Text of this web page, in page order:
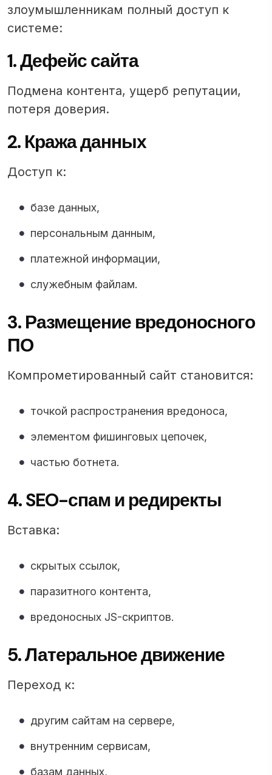
злоумышленникам полный доступ к
системе:
1. Дефейс сайта
Подмена контента, ущерб репутации,
потеря доверия.
2. Кража данных
Доступ к:
базе данных,
персональным данным,
платежной информации,
служебным файлам.
3. Размещение вредоносного
ПО
Компрометированный сайт становится:
точкой распространения вредоноса,
элементом фишинговых цепочек,
частью ботнета.
4. SEO-спам и редиректы
Вставка:
скрытых ссылок,
паразитного контента,
вредоносных JS-скриптов.
5. Латеральное движение
Переход к:
другим сайтам на сервере,
внутренним сервисам,
базам данных,